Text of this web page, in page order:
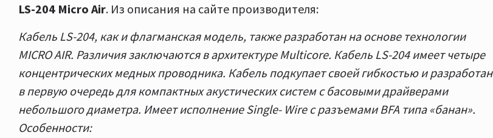
LS-204 Micro Air. Из описания на сайте производителя:
Кабель LS-204, как и флагманская модель, также разработан на основе технологии
MICRO AIR. Различия заключаются в архитектуре Multicore. Кабель LS-204 имеет четыре
концентрических медных проводника. Кабель подкупает своей гибкостью и разработан
в первую очередь для компактных акустических систем с басовыми драйверами
небольшого диаметра. Имеет исполнение Single- Wire с разъемами BFA типа «банан».
Особенности: